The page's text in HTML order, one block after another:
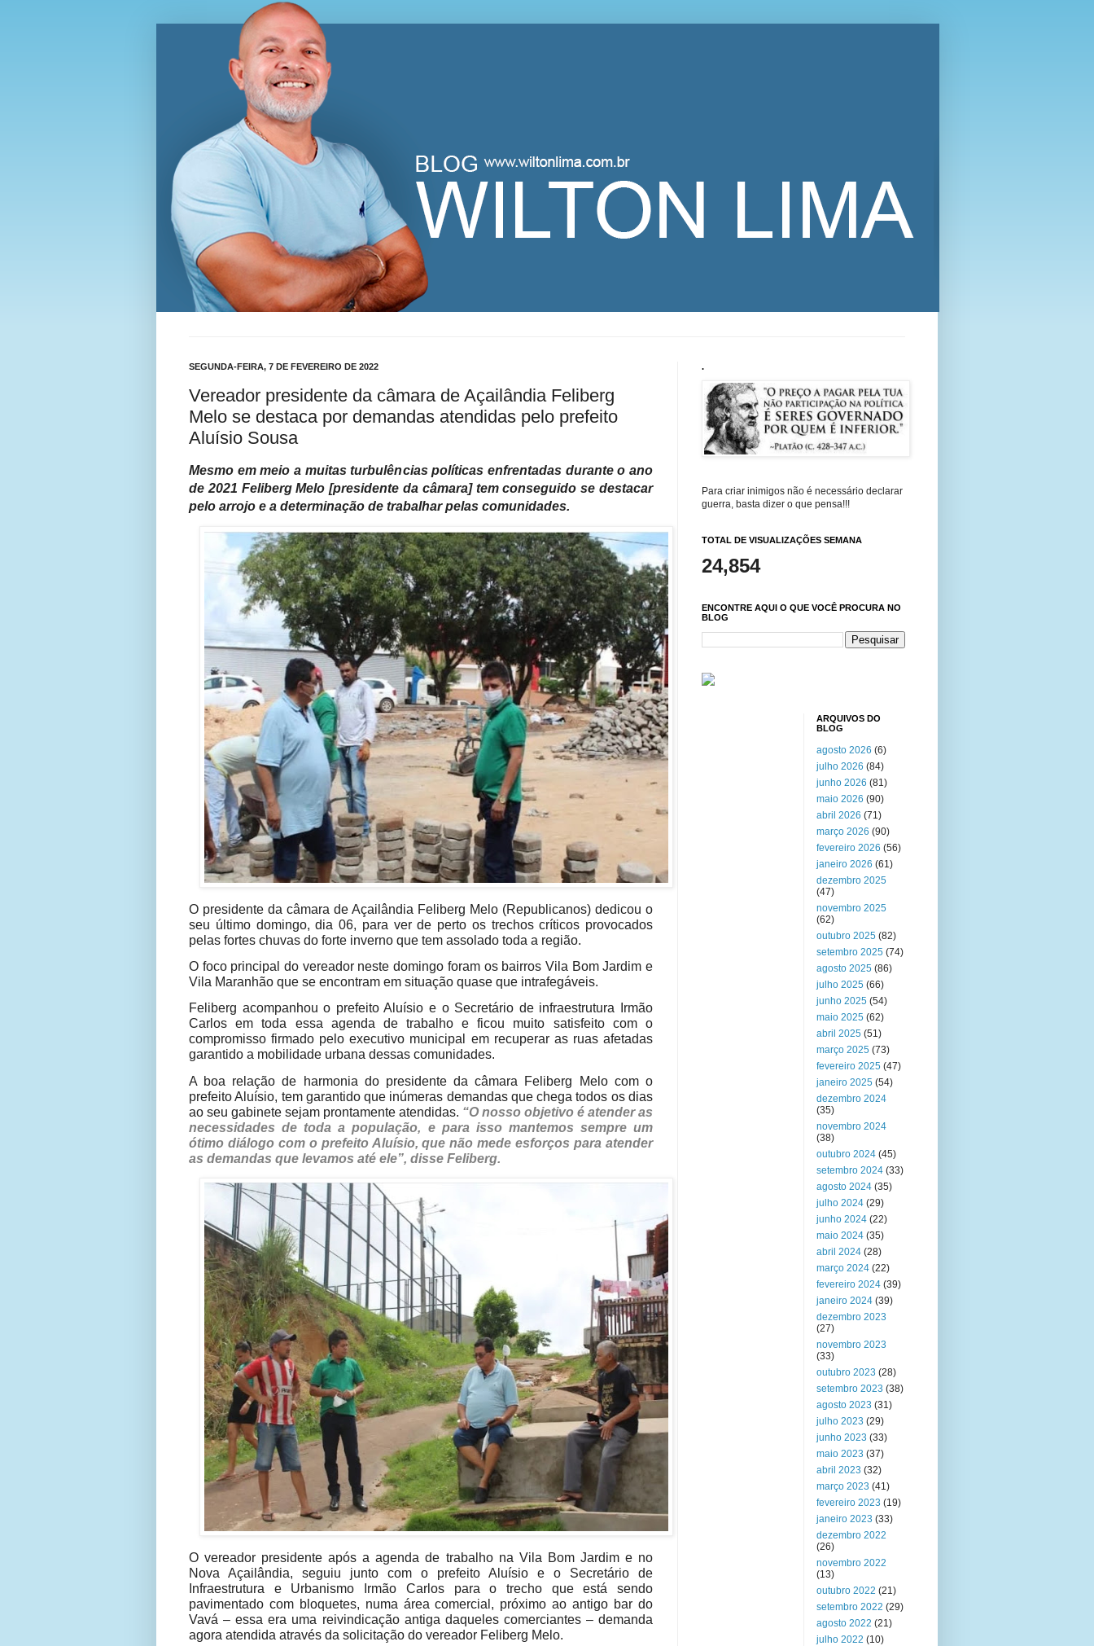
Blog Wilton Lima
SEGUNDA-FEIRA, 7 DE FEVEREIRO DE 2022
Vereador presidente da câmara de Açailândia Feliberg
Melo se destaca por demandas atendidas pelo prefeito
Aluísio Sousa
Mesmo em meio a muitas turbulências políticas enfrentadas durante o ano
de 2021 Feliberg Melo [presidente da câmara] tem conseguido se destacar
pelo arrojo e a determinação de trabalhar pelas comunidades.
O presidente da câmara de Açailândia Feliberg Melo (Republicanos) dedicou o
seu último domingo, dia 06, para ver de perto os trechos críticos provocados
pelas fortes chuvas do forte inverno que tem assolado toda a região.
O foco principal do vereador neste domingo foram os bairros Vila Bom Jardim e
Vila Maranhão que se encontram em situação quase que intrafegáveis.
Feliberg acompanhou o prefeito Aluísio e o Secretário de infraestrutura Irmão
Carlos em toda essa agenda de trabalho e ficou muito satisfeito com o
compromisso firmado pelo executivo municipal em recuperar as ruas afetadas
garantido a mobilidade urbana dessas comunidades.
A boa relação de harmonia do presidente da câmara Feliberg Melo com o
prefeito Aluísio, tem garantido que inúmeras demandas que chega todos os dias
ao seu gabinete sejam prontamente atendidas. “O nosso objetivo é atender as
necessidades de toda a população, e para isso mantemos sempre um
ótimo diálogo com o prefeito Aluísio, que não mede esforços para atender
as demandas que levamos até ele”, disse Feliberg.
O vereador presidente após a agenda de trabalho na Vila Bom Jardim e no
Nova Açailândia, seguiu junto com o prefeito Aluísio e o Secretário de
Infraestrutura e Urbanismo Irmão Carlos para o trecho que está sendo
pavimentado com bloquetes, numa área comercial, próximo ao antigo bar do
Vavá – essa era uma reivindicação antiga daqueles comerciantes – demanda
agora atendida através da solicitação do vereador Feliberg Melo.
.
Para criar inimigos não é necessário declarar
guerra, basta dizer o que pensa!!!
TOTAL DE VISUALIZAÇÕES SEMANA
24,854
ENCONTRE AQUI O QUE VOCÊ PROCURA NO
BLOG
ARQUIVOS DO
BLOG
agosto 2026 (6)
julho 2026 (84)
junho 2026 (81)
maio 2026 (90)
abril 2026 (71)
março 2026 (90)
fevereiro 2026 (56)
janeiro 2026 (61)
dezembro 2025
(47)
novembro 2025
(62)
outubro 2025 (82)
setembro 2025 (74)
agosto 2025 (86)
julho 2025 (66)
junho 2025 (54)
maio 2025 (62)
abril 2025 (51)
março 2025 (73)
fevereiro 2025 (47)
janeiro 2025 (54)
dezembro 2024
(35)
novembro 2024
(38)
outubro 2024 (45)
setembro 2024 (33)
agosto 2024 (35)
julho 2024 (29)
junho 2024 (22)
maio 2024 (35)
abril 2024 (28)
março 2024 (22)
fevereiro 2024 (39)
janeiro 2024 (39)
dezembro 2023
(27)
novembro 2023
(33)
outubro 2023 (28)
setembro 2023 (38)
agosto 2023 (31)
julho 2023 (29)
junho 2023 (33)
maio 2023 (37)
abril 2023 (32)
março 2023 (41)
fevereiro 2023 (19)
janeiro 2023 (33)
dezembro 2022
(26)
novembro 2022
(13)
outubro 2022 (21)
setembro 2022 (29)
agosto 2022 (21)
julho 2022 (10)